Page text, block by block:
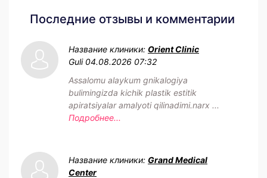
Последние отзывы и комментарии
Название клиники: Orient Clinic
Guli 04.08.2026 07:32
Assalomu alaykum gnikalogiya
bulimingizda kichik plastik estitik
apiratsiyalar amalyoti qilinadimi.narx ...
Подробнее...
Название клиники: Grand Medical
Center